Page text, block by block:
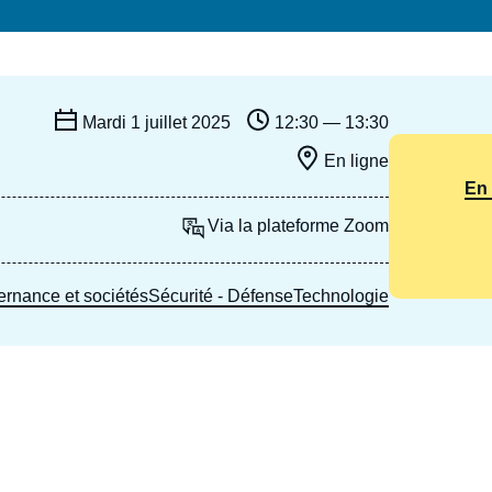
Ramses
Podcast
Europe
Afrique du Nord et Moyen-Orient
Mardi 1 juillet 2025 12:30 — 13:30
En ligne
Via la plateforme Zoom
et sociétésSécurité - DéfenseTechnologie